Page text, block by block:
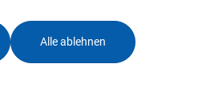
(Manuell verstellbarer
Alle ablehnen